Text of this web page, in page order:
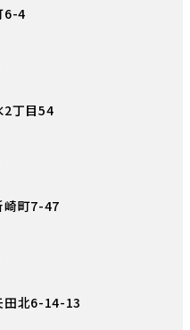
6-4
2丁目54
崎町7-47
田北6-14-13